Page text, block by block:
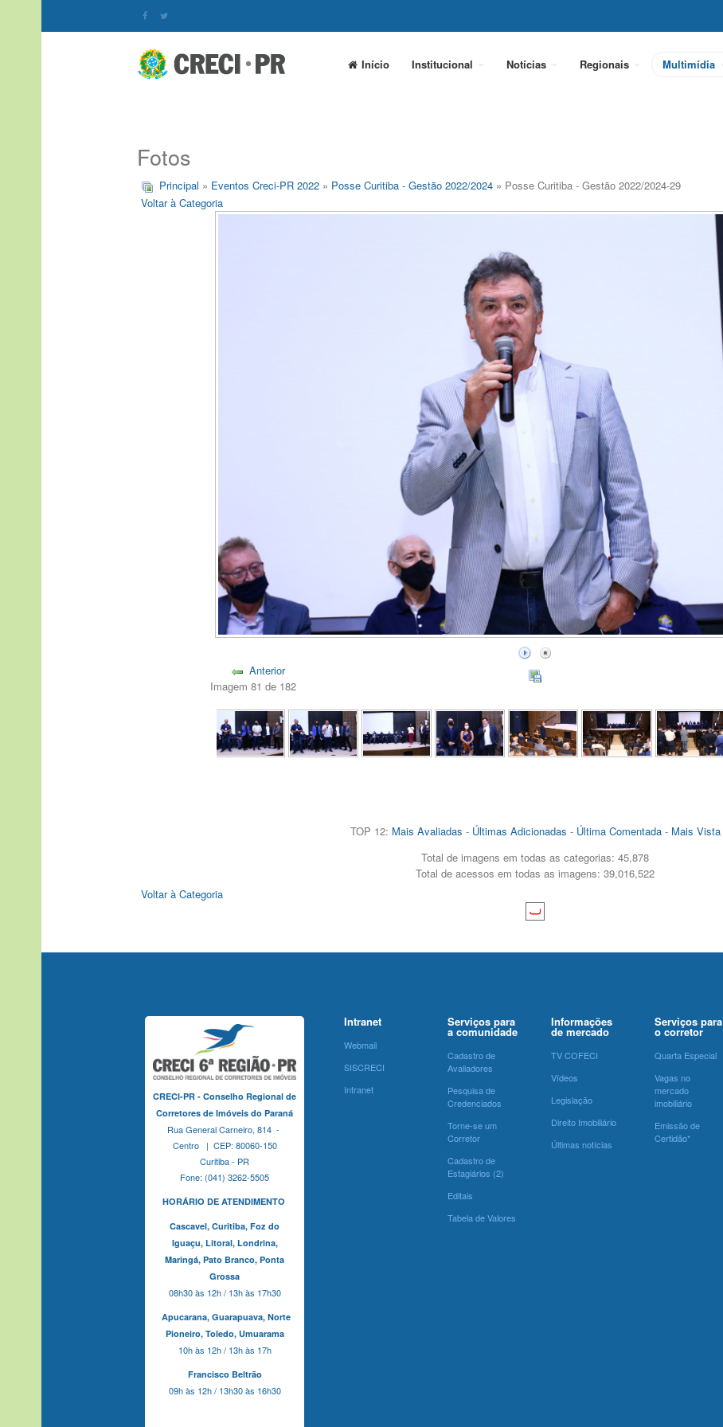
Início Institucional Notícias Regionais Multimídia
Fotos
Principal » Eventos Creci-PR 2022 » Posse Curitiba - Gestão 2022/2024 » Posse Curitiba - Gestão 2022/2024-29
Voltar à Categoria
Anterior
Imagem 81 de 182
TOP 12: Mais Avaliadas - Últimas Adicionadas - Última Comentada- Mais Vista
Total de imagens em todas as categorias: 45,878
Total de acessos em todas as imagens: 39,016,522
Voltar à Categoria
CRECI-PR - Conselho Regional de
Corretores de Imóveis do Paraná
Rua General Carneiro, 814 -
Centro | CEP: 80060-150
Curitiba - PR
Fone: (041) 3262-5505
HORÁRIO DE ATENDIMENTO
Cascavel, Curitiba, Foz do
Iguaçu, Litoral, Londrina,
Maringá, Pato Branco, Ponta
Grossa
08h30 às 12h / 13h às 17h30
Apucarana, Guarapuava, Norte
Pioneiro, Toledo, Umuarama
10h às 12h / 13h às 17h
Francisco Beltrão
09h às 12h / 13h30 às 16h30
Intranet
Webmail
SISCRECI
Intranet
Serviços para
a comunidade
Cadastro de
Avaliadores
Pesquisa de
Credenciados
Torne-se um
Corretor
Cadastro de
Estagiários (2)
Editais
Tabela de Valores
Informações
de mercado
TV COFECI
Vídeos
Legislação
Direito Imobiliário
Últimas notícias
Serviços para
o corretor
Quarta Especial
Vagas no
mercado
imobiliário
Emissão de
Certidão*